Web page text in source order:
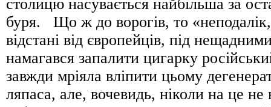
столицю насувається найбільша за
буря. Що ж до ворогів, то «неподалік,
відстані від європейців, під
намагався запалити цигарку
завжди мріяла вліпити цьому
ляпаса, але, вочевидь, ніколи на це не